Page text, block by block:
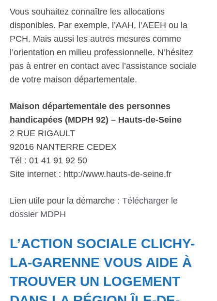
Vous souhaitez connaître les allocations
disponibles. Par exemple, l’AAH, l’AEEH ou la
PCH. Mais aussi les autres mesures comme
l’orientation en milieu professionnelle. N’hésitez
pas à entrer en contact avec l’assistance sociale
de votre maison départementale.
Maison départementale des personnes
handicapées (MDPH 92) – Hauts-de-Seine
2 RUE RIGAULT
92016 NANTERRE CEDEX
Tél : 01 41 91 92 50
Site internet : http://www.hauts-de-seine.fr
Lien utile pour la démarche : Télécharger le
dossier MDPH
L’ACTION SOCIALE CLICHY-
LA-GARENNE VOUS AIDE À
TROUVER UN LOGEMENT